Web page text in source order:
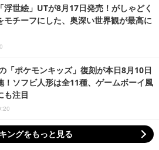
浮世絵」UTが8月17日発売！がしゃどく
モチーフにした、奥深い世界観が最高に
「ポケモンキッズ」復刻が本日8月10日
！ソフビ人形は全11種、ゲームボーイ風
も注目
ングをもっと見る